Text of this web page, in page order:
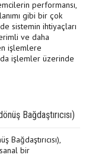
performansı,
gibi bir çok
sistemin ihtiyaçları
ve daha
işlemlere
da işlemler üzerinde
Bağdaştırıcısı)
bir